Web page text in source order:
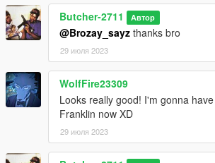
Butcher-2711 Автор
@Brozay_sayz thanks bro
29 июля 2023
WolfFire23309
Looks really good! I'm gonna
Franklin now XD
29 июля 2023